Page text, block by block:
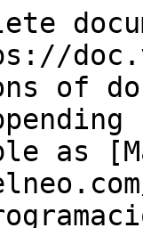
of
as